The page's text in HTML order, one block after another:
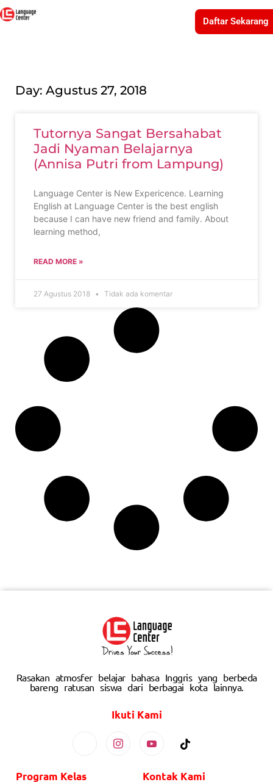
Daftar Sekarang
Day: Agustus 27, 2018
Tutornya Sangat Bersahabat
Jadi Nyaman Belajarnya
(Annisa Putri from Lampung)
Language Center is New Expericence. Learning
English at Language Center is the best english
because I can have new friend and family. About
learning method,
READ MORE »
27 Agustus 2018 Tidak ada komentar
Rasakan atmosfer belajar bahasa Inggris yang berbeda
bareng ratusan siswa dari berbagai kota lainnya.
Ikuti Kami
Program Kelas Kontak Kami